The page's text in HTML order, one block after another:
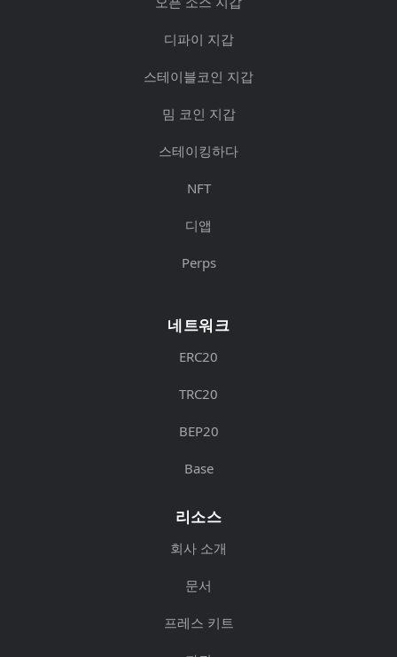
디파이 지갑
스테이블코인 지갑
밈 코인 지갑
스테이킹하다
NFT
디앱
Perps
네트워크
ERC20
TRC20
BEP20
Base
리소스
회사 소개
문서
프레스 키트